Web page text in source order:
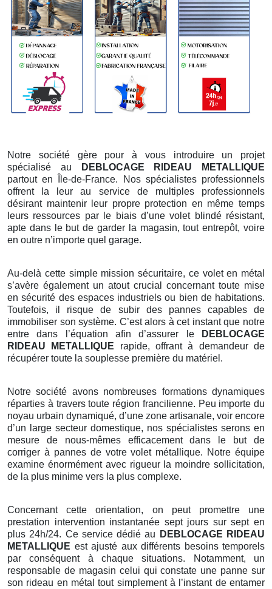
Notre société gère pour à vous introduire un projet
spécialisé au
DEBLOCAGE RIDEAU METALLIQUE
partout en Île-de-France. Nos spécialistes professionnels
offrent la leur au service de multiples professionnels
désirant maintenir leur propre protection en même temps
leurs ressources par le biais d’une volet blindé résistant,
apte dans le but de garder la magasin, tout entrepôt, voire
en outre n’importe quel garage.
Au-delà cette simple mission sécuritaire, ce volet en métal
s’avère également un atout crucial concernant toute mise
en sécurité des espaces industriels ou bien de habitations.
Toutefois, il risque de subir des pannes capables de
immobiliser son système. C’est alors à cet instant que notre
entre dans l’équation afin d’assurer le
DEBLOCAGE
RIDEAU METALLIQUE rapide, offrant à demandeur de
récupérer toute la souplesse première du matériel.
Notre société avons nombreuses formations dynamiques
réparties à travers toute région francilienne. Peu importe du
noyau urbain dynamiqué, d’une zone artisanale, voir encore
d’un large secteur domestique, nos spécialistes serons en
mesure de nous-mêmes efficacement dans le but de
corriger à pannes de votre volet métallique. Notre équipe
examine énormément avec rigueur la moindre sollicitation,
de la plus minime vers la plus complexe.
Concernant cette orientation, on peut promettre une
prestation intervention instantanée sept jours sur sept en
plus 24h/24. Ce service dédié au
DEBLOCAGE RIDEAU
METALLIQUE est ajusté aux différents besoins temporels
par conséquent à chaque situations. Notamment, un
responsable de magasin celui qui constate une panne sur
son rideau en métal tout simplement à l’instant de entamer